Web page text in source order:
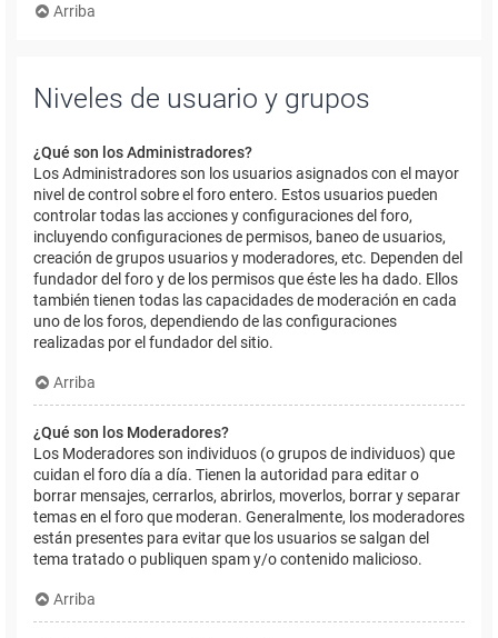
Arriba
Niveles de usuario y grupos
¿Qué son los Administradores?
Los Administradores son los usuarios asignados con el mayor
nivel de control sobre el foro entero. Estos usuarios pueden
controlar todas las acciones y configuraciones del foro,
incluyendo configuraciones de permisos, baneo de usuarios,
creación de grupos usuarios y moderadores, etc. Dependen del
fundador del foro y de los permisos que éste les ha dado. Ellos
también tienen todas las capacidades de moderación en cada
uno de los foros, dependiendo de las configuraciones
realizadas por el fundador del sitio.
Arriba
¿Qué son los Moderadores?
Los Moderadores son individuos (o grupos de individuos) que
cuidan el foro día a día. Tienen la autoridad para editar o
borrar mensajes, cerrarlos, abrirlos, moverlos, borrar y separar
temas en el foro que moderan. Generalmente, los moderadores
están presentes para evitar que los usuarios se salgan del
tema tratado o publiquen spam y/o contenido malicioso.
Arriba